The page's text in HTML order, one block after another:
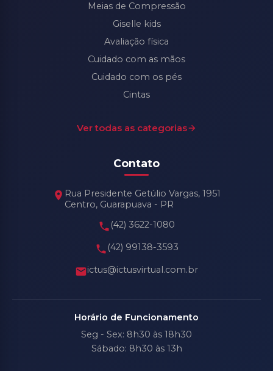
Meias de Compressão
Giselle kids
Avaliação física
Cuidado com as mãos
Cuidado com os pés
Cintas
Ver todas as categorias
Contato
Rua Presidente Getúlio Vargas, 1951
Centro, Guarapuava - PR
(42) 3622-1080
(42) 99138-3593
ictus@ictusvirtual.com.br
Horário de Funcionamento
Seg - Sex: 8h30 às 18h30
Sábado: 8h30 às 13h